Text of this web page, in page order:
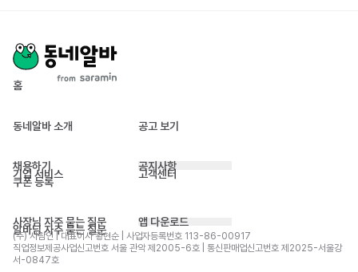
홈
동네알바 소개 공고 보기
채용하기
기업 서비스
쿠폰 등록
공지사항
고객센터
사장님 자주 묻는 질문
알바님 자주 묻는 질문
앱 다운로드
(주) 사람인 | 대표이사 황현순 | 사업자등록번호 113-86-00917
직업정보제공사업신고번호 서울 관악 제2005-6호 | 통신판매업신고번호 제2025-서울강
서-0847호